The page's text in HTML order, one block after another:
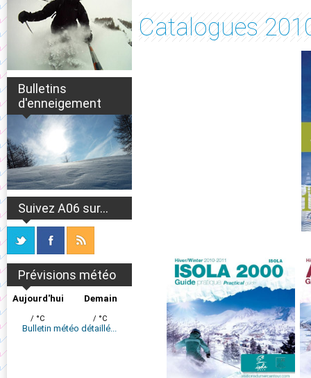
Bulletins
d'enneigement
Suivez A06 sur...
Prévisions météo
Aujourd'hui
/ °C
Demain
/ °C
Bulletin météo détaillé...
Catalogues